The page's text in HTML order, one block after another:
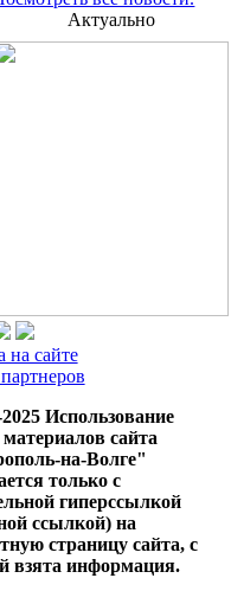
Актуально
на сайте
Использование
сайта
на-Волге"
только с
гиперссылкой
ссылкой) на
страницу сайта, с
взята информация.